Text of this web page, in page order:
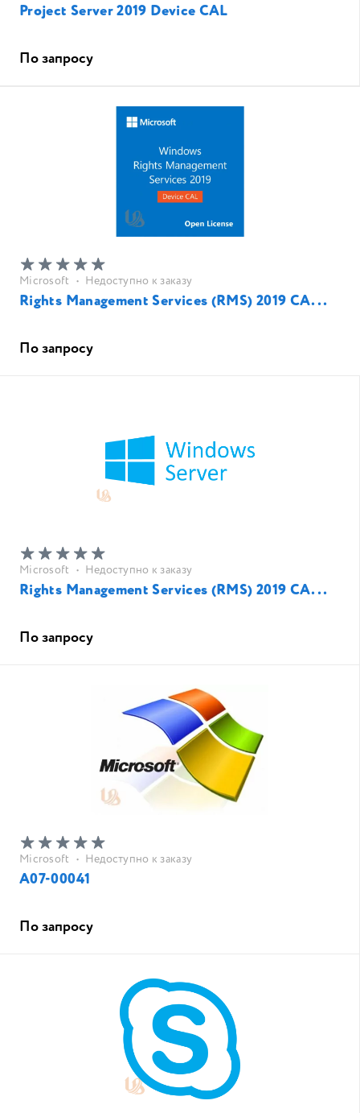
Project Server 2019 Device CAL
По запросу
Microsoft • Недоступно к заказу
Rights Management Services (RMS) 2019 CA...
По запросу
Microsoft • Недоступно к заказу
Rights Management Services (RMS) 2019 CA...
По запросу
Microsoft • Недоступно к заказу
A07-00041
По запросу